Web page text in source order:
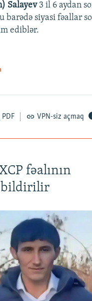
Salayev 3 il 6 aydan
barədə siyasi fəallar
ediblər.
PDF VPN-siz açmaq
fəalının
bildirilir